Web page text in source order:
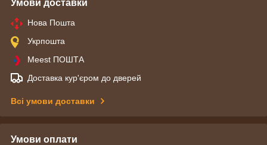
Умови доставки
Нова Пошта
Укрпошта
Meest ПОШТА
Доставка кур'єром до дверей
Всі умови доставки
Умови оплати